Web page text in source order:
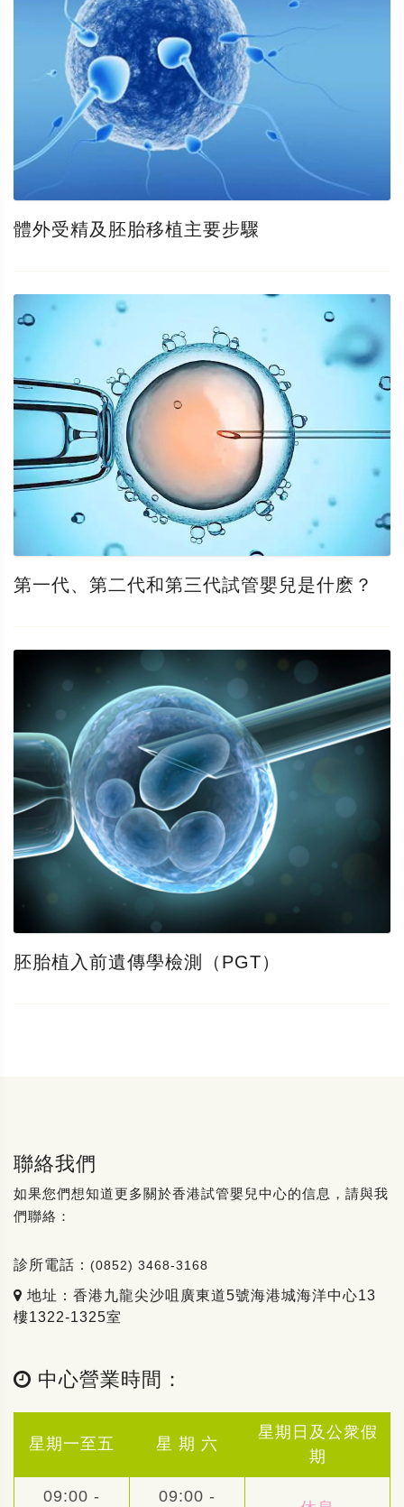
體外受精及胚胎移植主要步驟
第一代、第二代和第三代試管嬰兒是什麽？
胚胎植入前遺傳學檢測（PGT）
聯絡我們
如果您們想知道更多關於香港試管嬰兒中心的信息，請與我
們聯絡：
診所電話： (0852) 3468-3168
地址：香港九龍尖沙咀廣東道5號海港城海洋中心13
樓1322-1325室
中心營業時間：
星期一至五 星 期 六
星期日及公衆假
期
09:00 - 09:00 -